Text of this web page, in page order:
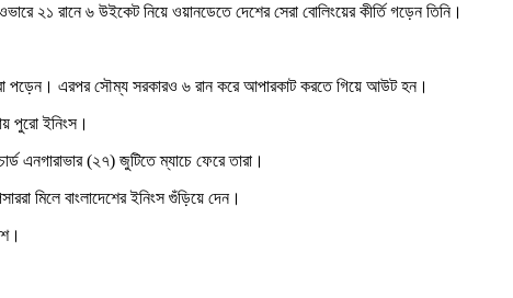
২১ রানে ৬ উইকেট নিয়ে ওয়ানডেতে দেশের সেরা বোলিংয়ের কীর্তি গড়েন তিনি।
পড়েন। এরপর সৌম্য সরকারও ৬ রান করে আপারকাট করতে গিয়ে আউট হন।
পুরো ইনিংস।
এনগারাভার (২৭) জুটিতে ম্যাচে ফেরে তারা।
মিলে বাংলাদেশের ইনিংস গুঁড়িয়ে দেন।